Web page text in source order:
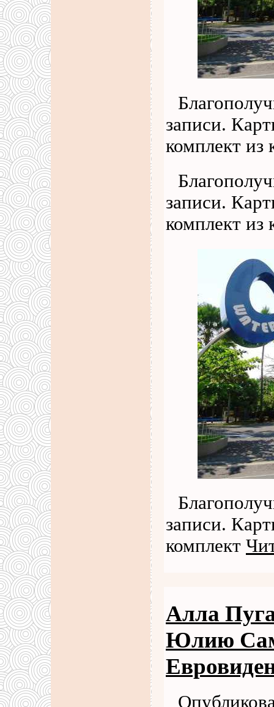
записи.
комплект из
записи.
комплект из
записи.
комплект
Алла
Юлию